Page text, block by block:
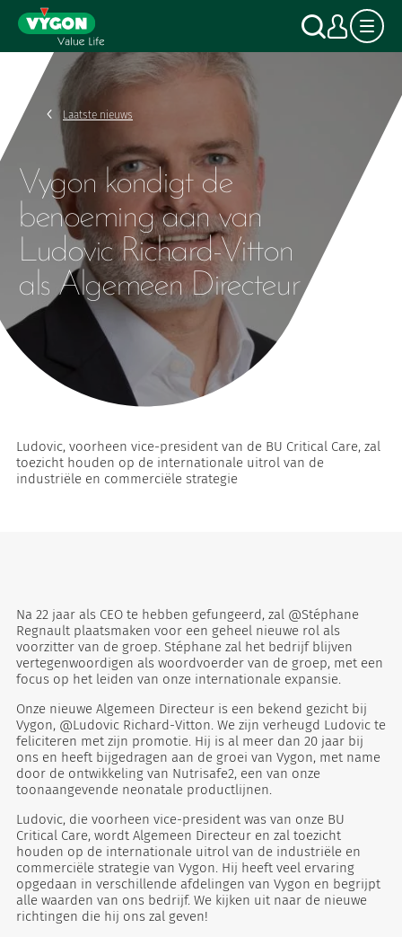
Cookies beheer paneel
Overslaan
de
inhoud
Zoek
Mijn
Laatste nieuws
Vygon kondigt de
benoeming aan van
Ludovic Richard-Vitton
als Algemeen Directeur
Ludovic, voorheen vice-president van de BU Critical Care, zal
toezicht houden op de internationale uitrol van de
industriële en commerciële strategie
Na 22 jaar als CEO te hebben gefungeerd, zal @Stéphane
Regnault plaatsmaken voor een geheel nieuwe rol als
voorzitter van de groep. Stéphane zal het bedrijf blijven
vertegenwoordigen als woordvoerder van de groep, met een
focus op het leiden van onze internationale expansie.
Onze nieuwe Algemeen Directeur is een bekend gezicht bij
Vygon, @Ludovic Richard-Vitton. We zijn verheugd Ludovic te
feliciteren met zijn promotie. Hij is al meer dan 20 jaar bij
ons en heeft bijgedragen aan de groei van Vygon, met name
door de ontwikkeling van Nutrisafe2, een van onze
toonaangevende neonatale productlijnen.
Ludovic, die voorheen vice-president was van onze BU
Critical Care, wordt Algemeen Directeur en zal toezicht
houden op de internationale uitrol van de industriële en
commerciële strategie van Vygon. Hij heeft veel ervaring
opgedaan in verschillende afdelingen van Vygon en begrijpt
alle waarden van ons bedrijf. We kijken uit naar de nieuwe
richtingen die hij ons zal geven!